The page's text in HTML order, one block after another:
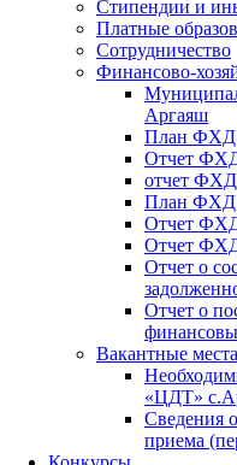
Стипендии и
Платные
Сотрудничество
Финансово-
Аргаяш
План ФХД
Отчет ФХД
отчет ФХД
План ФХД
Отчет
Отчет
Отчет о
Отчет о
Вакантные
«ЦДТ»
Сведения
приема